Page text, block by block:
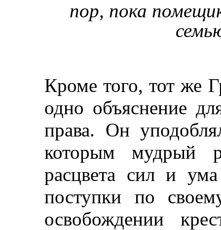
пор, пока
Кроме того, тот же
одно объяснение
права. Он
которым мудрый
расцвета сил и
поступки по
освобождении